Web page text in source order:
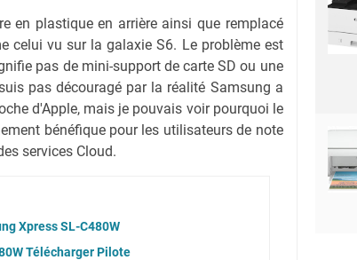
en plastique en arrière ainsi que remplacé
celui vu sur la galaxie S6. Le problème est
pas de mini-support de carte SD ou une
pas découragé par la réalité Samsung a
d'Apple, mais je pouvais voir pourquoi le
bénéfique pour les utilisateurs de note
services Cloud.
Xpress SL-C480W
Télécharger Pilote